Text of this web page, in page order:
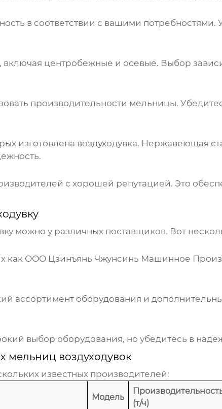
в соответствии с вашими
включая центробежные и осевые. Выбор
производительности мельницы.
изготовлена воздуходувка. Нержавеющая
с хорошей репутацией. Это
можно у различных поставщиков. Вот
как ООО Цзинъянь Чжунсинь Машинное
ассортимент оборудования и
выбор оборудования, но убедитесь в
мельниц воздуходувок
известных производителей:
Модель
(т/ч)